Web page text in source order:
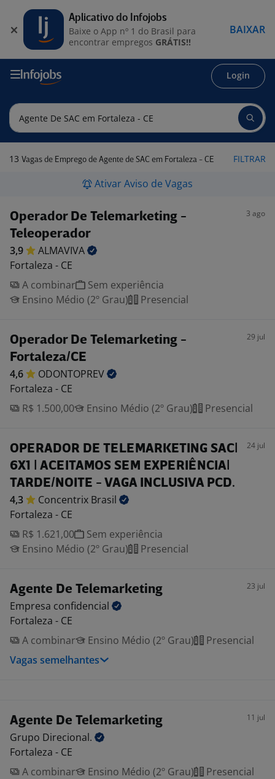
Login
13 Vagas de Emprego de Agente de SAC em Fortaleza - CE FILTRAR
Ativar Aviso de Vagas
Operador De Telemarketing -
Teleoperador
3 ago
3,9
ALMAVIVA
Fortaleza - CE
A combinar
Sem experiência
Ensino Médio (2º Grau)
Presencial
Operador De Telemarketing -
Fortaleza/CE
29 jul
4,6
ODONTOPREV
Fortaleza - CE
R$ 1.500,00
Ensino Médio (2º Grau) Presencial
OPERADOR DE TELEMARKETING SAC|
6X1 | ACEITAMOS SEM EXPERIÊNCIA|
TARDE/NOITE - VAGA INCLUSIVA PCD.
24 jul
4,3 Concentrix Brasil
Fortaleza - CE
R$ 1.621,00
Sem experiência
Ensino Médio (2º Grau)
Presencial
Agente De Telemarketing 23 jul
Empresa confidencial
Fortaleza - CE
A combinar
Ensino Médio (2º Grau)
Presencial
Vagas semelhantes
Agente De Telemarketing 11 jul
Grupo Direcional.
Fortaleza - CE
A combinar
Ensino Médio (2º Grau)
Presencial
Aplicativo do Infojobs
Baixe o App nº 1 do Brasil para
encontrar empregos GRÁTIS!!
BAIXAR